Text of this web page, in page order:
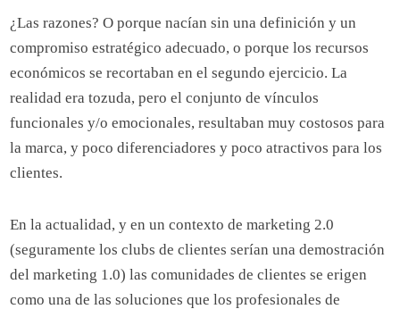
¿Las razones? O porque nacían sin una definición y un
compromiso estratégico adecuado, o porque los recursos
económicos se recortaban en el segundo ejercicio. La
realidad era tozuda, pero el conjunto de vínculos
funcionales y/o emocionales, resultaban muy costosos para
la marca, y poco diferenciadores y poco atractivos para los
clientes.
En la actualidad, y en un contexto de marketing 2.0
(seguramente los clubs de clientes serían una demostración
del marketing 1.0) las comunidades de clientes se erigen
como una de las soluciones que los profesionales de